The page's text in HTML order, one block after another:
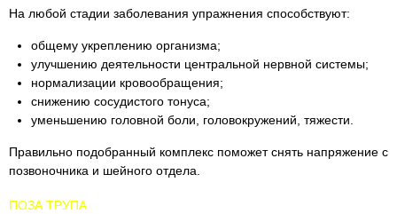
На любой стадии заболевания упражнения способствуют:
общему укреплению организма;
улучшению деятельности центральной нервной системы;
нормализации кровообращения;
снижению сосудистого тонуса;
уменьшению головной боли, головокружений, тяжести.
Правильно подобранный комплекс поможет снять напряжение с
позвоночника и шейного отдела.
ПОЗА ТРУПА